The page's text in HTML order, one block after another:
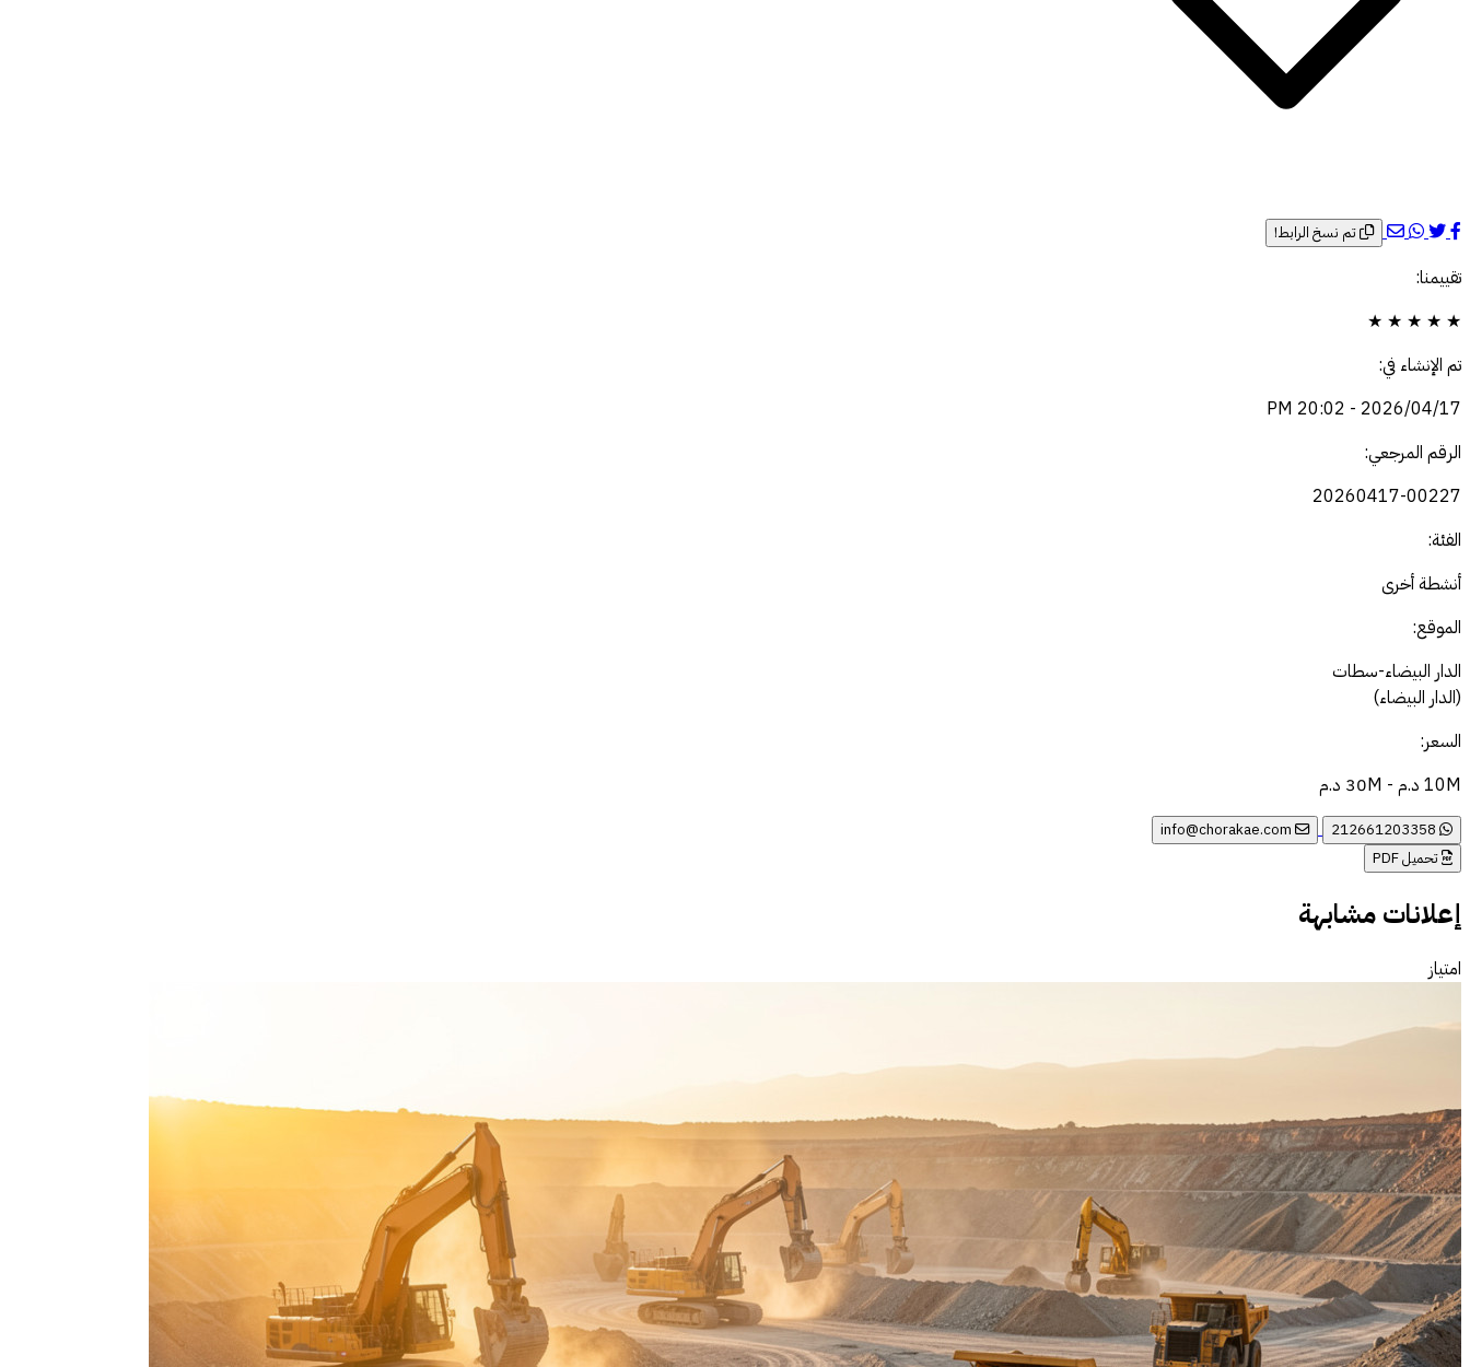
تم نسخ الرابط!
تقييمنا:
★
★
★
★
★
تم الإنشاء في:
2026/04/17 - 20:02 PM
الرقم المرجعي:
20260417-00227
الفئة:
أنشطة أخرى
الموقع:
الدار البيضاء-سطات
(الدار البيضاء)
السعر:
10M د.م - 30M د.م
212661203358
info@chorakae.com
تحميل PDF
إعلانات مشابهة
امتياز